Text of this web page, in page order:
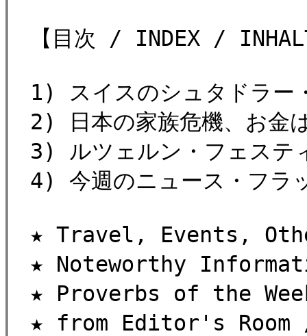
【目次 / INDEX /
1) スイスのシュタドラー
2) 日本の家族危機、お金
3) ルツェルン・フェステ
4) 今週のニュース・フラ
★ Travel, Events,
★ Noteworthy
★ Proverbs of the
★ from Editor's Room /